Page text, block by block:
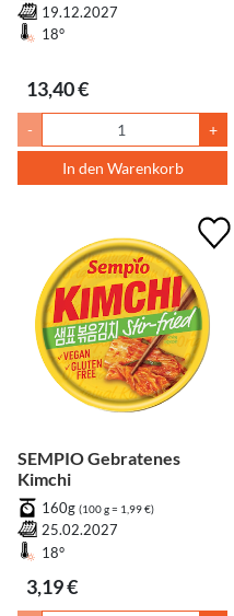
19.12.2027
18°
13,40 €
- +
In den Warenkorb
SEMPIO Gebratenes
Kimchi
160g (100 g = 1,99 €)
25.02.2027
18°
3,19 €